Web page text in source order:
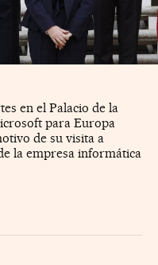
en el Palacio de la
para Europa
de su visita a
la empresa informática